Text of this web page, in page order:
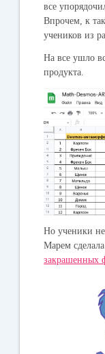
все
Впрочем, к
учеников из
На все ушло
продукта.
Но ученики не
Марем
закрашенных